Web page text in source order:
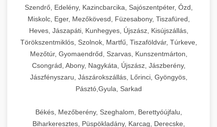
Szendrő, Edelény, Kazincbarcika, Sajószentpéter, Ózd,
Miskolc, Eger, Mezőkövesd, Füzesabony, Tiszafüred,
Heves, Jászapáti, Kunhegyes, Újszász, Kisújszállás,
Törökszentmiklós, Szolnok, Martfű, Tiszaföldvár, Túrkeve,
Mezőtúr, Gyomaendrőd, Szarvas, Kunszentmárton,
Csongrád, Abony, Nagykáta, Újszász, Jászberény,
Jászfényszaru, Jászárokszállás, Lőrinci, Gyöngyös,
Pásztó,Gyula, Sarkad
Békés, Mezőberény, Szeghalom, Berettyóújfalu,
Biharkeresztes, Püspökladány, Karcag, Derecske,